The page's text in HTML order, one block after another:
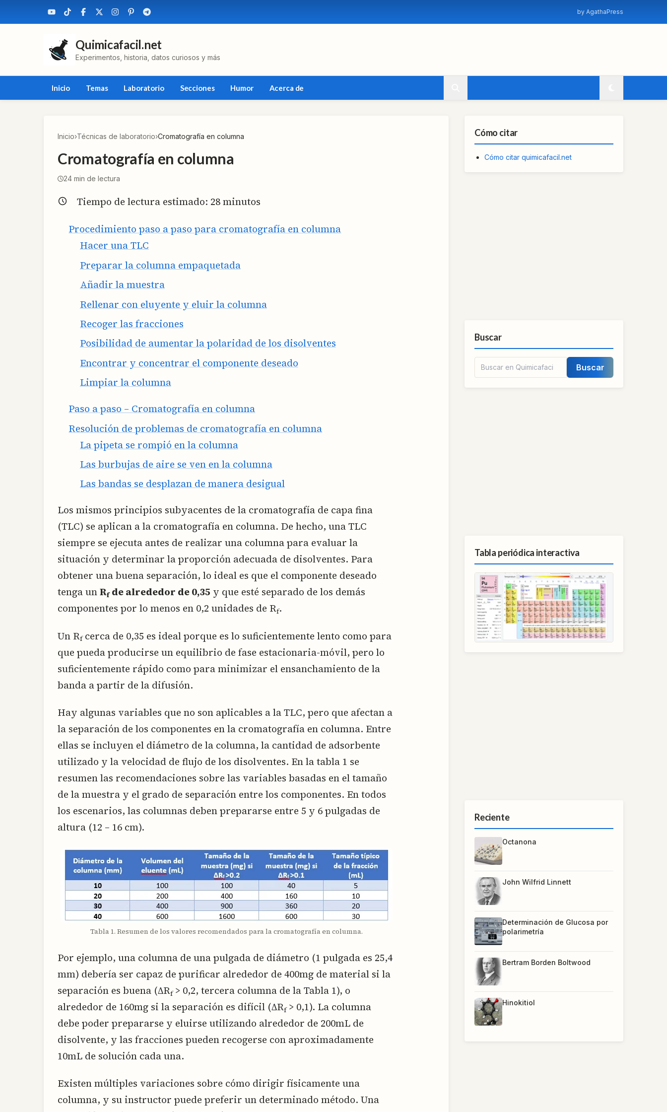
by AgathaPress
Quimicafacil.net
Experimentos, historia, datos curiosos y más
Inicio Temas Laboratorio Secciones Humor Acerca de
Inicio›Técnicas de laboratorio›Cromatografía en columna
Cromatografía en columna
24 min de lectura
Tiempo de lectura estimado: 28minutos
Procedimiento paso a paso para cromatografía en columna
Hacer una TLC
Preparar la columna empaquetada
Añadir la muestra
Rellenar con eluyente y eluir la columna
Recoger las fracciones
Posibilidad de aumentar la polaridad de los disolventes
Encontrar y concentrar el componente deseado
Limpiar la columna
Paso a paso – Cromatografía en columna
Resolución de problemas de cromatografía en columna
La pipeta se rompió en la columna
Las burbujas de aire se ven en la columna
Las bandas se desplazan de manera desigual
Los mismos principios subyacentes de la cromatografía de capa fina
(TLC) se aplican a la cromatografía en columna. De hecho, una TLC
siempre se ejecuta antes de realizar una columna para evaluar la
situación y determinar la proporción adecuada de disolventes. Para
obtener una buena separación, lo ideal es que el componente deseado
tenga unRfde alrededor de 0,35 y que esté separado de los demás
componentes por lo menos en 0,2 unidades de Rf.
Un Rfcerca de 0,35 es ideal porque es lo suficientemente lento como para
que pueda producirse un equilibrio de fase estacionaria-móvil, pero lo
suficientemente rápido como para minimizar el ensanchamiento de la
banda a partir de la difusión.
Hay algunas variables que no son aplicables a la TLC, pero que afectan a
la separación de los componentes en la cromatografía en columna. Entre
ellas se incluyen el diámetro de la columna, la cantidad de adsorbente
utilizado y la velocidad de flujo de los disolventes. En la tabla 1 se
resumen las recomendaciones sobre las variables basadas en el tamaño
de la muestra y el grado de separación entre los componentes. En todos
los escenarios, las columnas deben prepararse entre 5 y 6 pulgadas de
altura (12 – 16 cm).
Tabla 1. Resumen de los valores recomendados para la cromatografía en columna.
Por ejemplo, una columna de una pulgada de diámetro (1 pulgada es 25,4
mm) debería ser capaz de purificar alrededor de 400mg de material si la
separación es buena (ΔRf> 0,2, tercera columna de la Tabla 1), o
alrededor de 160mg si la separación es difícil (ΔRf> 0,1). La columna
debe poder prepararse y eluirse utilizando alrededor de 200mL de
disolvente, y las fracciones pueden recogerse con aproximadamente
10mL de solución cada una.
Existen múltiples variaciones sobre cómo dirigir físicamente una
columna, y su instructor puede preferir un determinado método. Una
Cómo citar
Cómo citar quimicafacil.net
Buscar
Buscar
Tabla periódica interactiva
Reciente
Octanona
John Wilfrid Linnett
Determinación de Glucosa por
polarimetría
Bertram Borden Boltwood
Hinokitiol